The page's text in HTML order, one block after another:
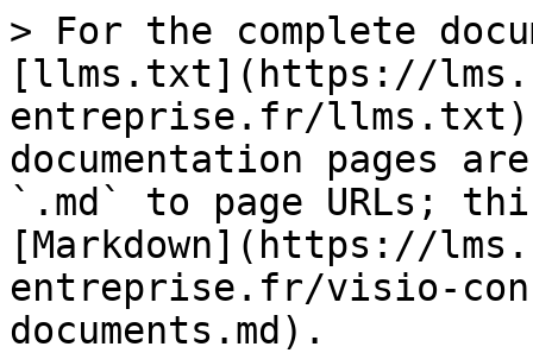
> For the complete
[llms.txt](https://
entreprise.fr/llms.txt).
documentation pages
`.md` to page URLs;
[Markdown](https://
entreprise.fr/visio-
documents.md).